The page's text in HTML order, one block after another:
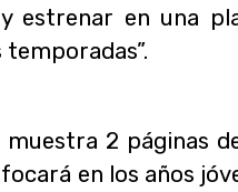
estrenar en una
muestra 2 páginas
en los años